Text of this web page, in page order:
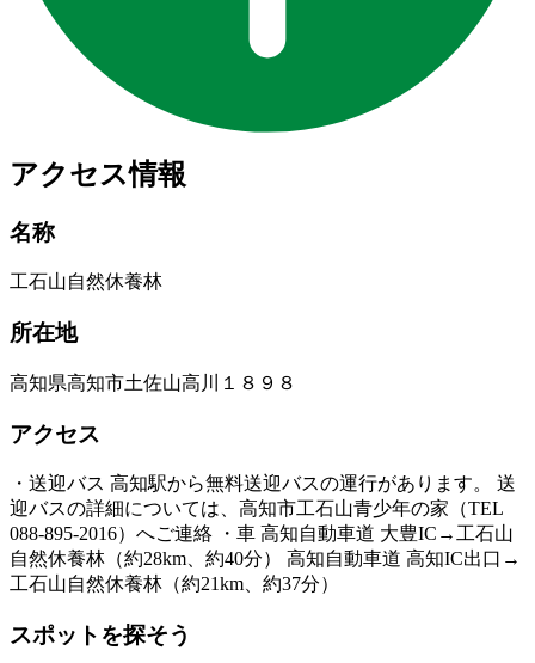
アクセス情報
名称
工石山自然休養林
所在地
高知県高知市土佐山高川１８９８
アクセス
・送迎バス 高知駅から無料送迎バスの運行があります。 送
迎バスの詳細については、高知市工石山青少年の家（TEL
088-895-2016）へご連絡 ・車 高知自動車道 大豊IC→工石山
自然休養林（約28km、約40分） 高知自動車道 高知IC出口→
工石山自然休養林（約21km、約37分）
スポットを探そう